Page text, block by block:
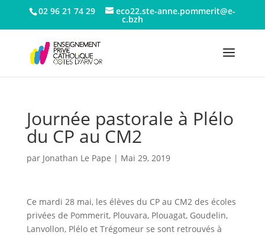
02 96 21 74 29 eco22.ste-anne.pommerit@e-
c.bzh
Journée pastorale à Plélo
du CP au CM2
par Jonathan Le Pape | Mai 29, 2019
Ce mardi 28 mai, les élèves du CP au CM2 des écoles
privées de Pommerit, Plouvara, Plouagat, Goudelin,
Lanvollon, Plélo et Trégomeur se sont retrouvés à